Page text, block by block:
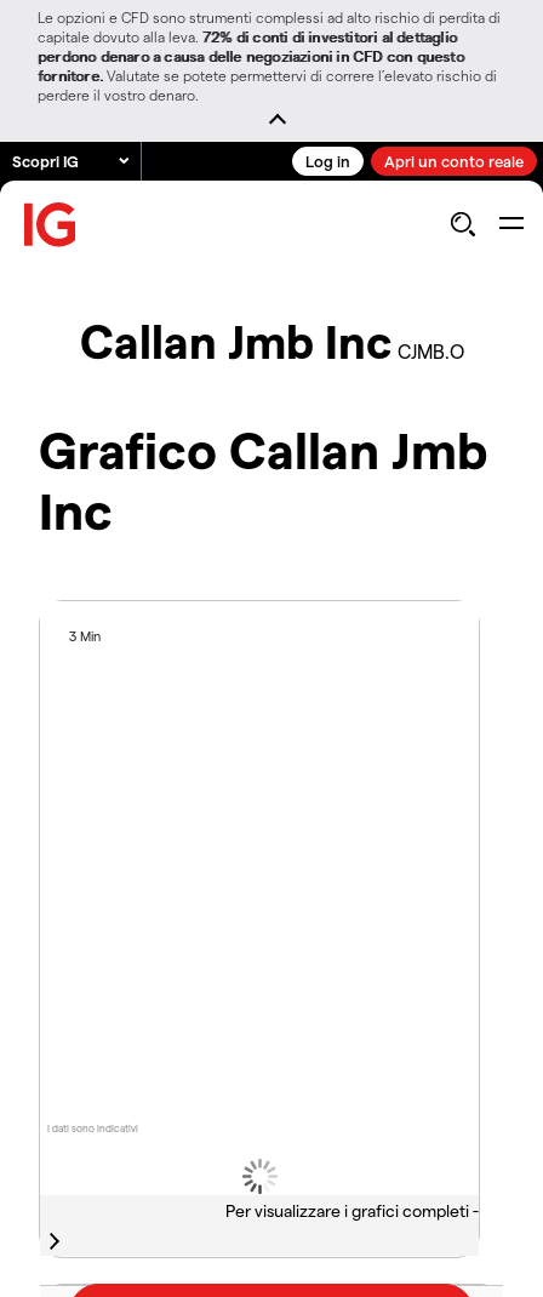
Le opzioni e CFD sono strumenti complessi ad alto rischio di perdita di
capitale dovuto alla leva. 72% di conti di investitori al dettaglio
perdono denaro a causa delle negoziazioni in CFD con questo
fornitore. Valutate se potete permettervi di correre l’elevato rischio di
perdere il vostro denaro.
Scopri IG Log in Apri un conto reale
Callan Jmb Inc CJMB.O
Grafico Callan Jmb
Inc
I dati sono indicativi
3 Min
Per visualizzare i grafici completi -